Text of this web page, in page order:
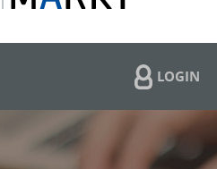
LOGIN